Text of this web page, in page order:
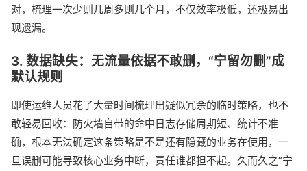
对，梳理一次少则几周多则几个月，不仅效率极低，还极易出
现遗漏。
3. 数据缺失：无流量依据不敢删，“宁留勿删”成
默认规则
即使运维人员花了大量时间梳理出疑似冗余的临时策略，也不
敢轻易回收：防火墙自带的命中日志存储周期短、统计不准
确，根本无法确定这条策略是不是还有隐藏的业务在使用，一
旦误删可能导致核心业务中断，责任谁都担不起。久而久之“宁